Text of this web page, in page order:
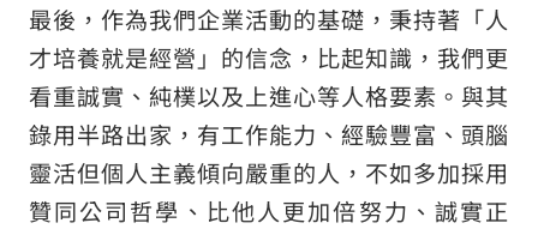
最後，作為我們企業活動的基礎，秉持著「人
才培養就是經營」的信念，比起知識，我們更
看重誠實、純樸以及上進心等人格要素。與其
錄用半路出家，有工作能力、經驗豐富、頭腦
靈活但個人主義傾向嚴重的人，不如多加採用
贊同公司哲學、比他人更加倍努力、誠實正